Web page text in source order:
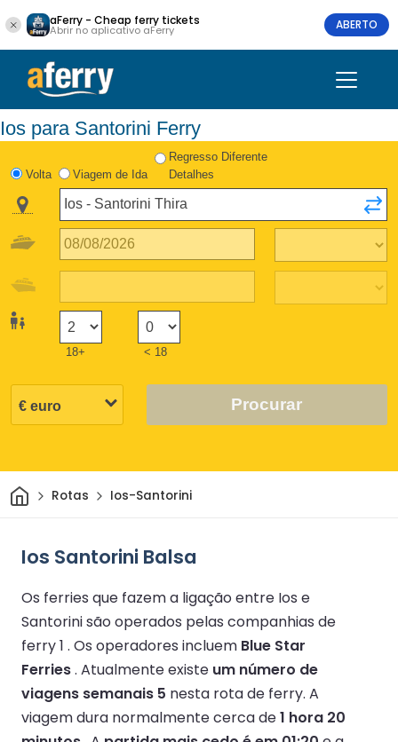
aFerry - Cheap ferry tickets
Abrir no aplicativo aFerry ABERTO
Ios para Santorini Ferry
Volta Viagem de Ida
Regresso Diferente
Detalhes
18+ < 18
Procurar
CasaRotas Ios-Santorini
Ios Santorini Balsa
Os ferries que fazem a ligação entre Ios e
Santorini são operados pelas companhias de
ferry 1 . Os operadores incluem Blue Star
Ferries. Atualmente existe um número de
viagens semanais 5 nesta rota de ferry. A
viagem dura normalmente cerca de1 hora 20